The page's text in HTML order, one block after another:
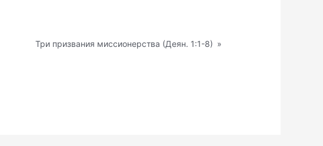
Три призвания миссионерства (Деян. 1:1-8) »